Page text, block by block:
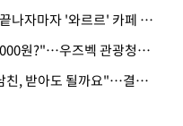
· "하마터면"…영업 끝나자마자 '와르르' 카페 테라스 덮친 대리석 외벽
· "음료 한 캔에 1만1000원?"…우즈벡 관광청까지 나섰다, 유튜버 폭로 후폭풍
· "300만원 보낸 전 남친, 받아도 될까요"…결혼 앞둔 예비신부의 뜻밖 고충